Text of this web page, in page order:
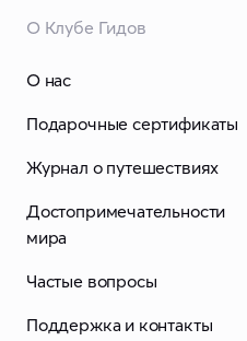
О Клубе Гидов
О нас
Подарочные сертификаты
Журнал о путешествиях
Достопримечательности
мира
Частые вопросы
Поддержка и контакты